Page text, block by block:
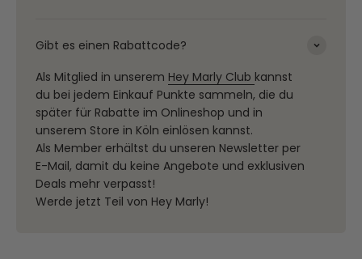
Gibt es einen Rabattcode?
Als Mitglied in unserem Hey Marly Club kannst
du bei jedem Einkauf Punkte sammeln, die du
später für Rabatte im Onlineshop und in
unserem Store in Köln einlösen kannst.
Als Member erhältst du unseren Newsletter per
E-Mail, damit du keine Angebote und exklusiven
Deals mehr verpasst!
Werde jetzt Teil von Hey Marly!